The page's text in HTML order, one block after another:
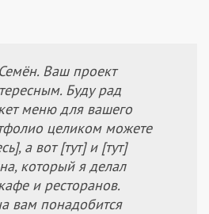
Ваш проект
Буду рад
меню для вашего
целиком можете
а вот [тут] и [тут]
который я делал
и ресторанов.
вам понадобится